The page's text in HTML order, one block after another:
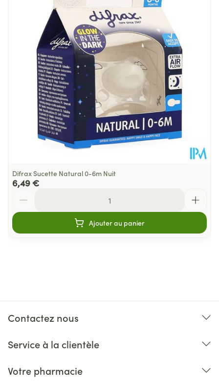
Profondeur 45 mm
Préservation
Température ambiante (15°C -
25°C)
Difrax Sucette Natural 0-6m Nuit
6,49 €
Ajouter au panier
Contactez nous
Service à la clientèle
Votre pharmacie